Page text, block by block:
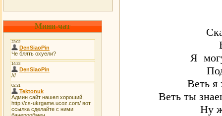
Мини-чат
Я
Веть я
Веть ты
Ну